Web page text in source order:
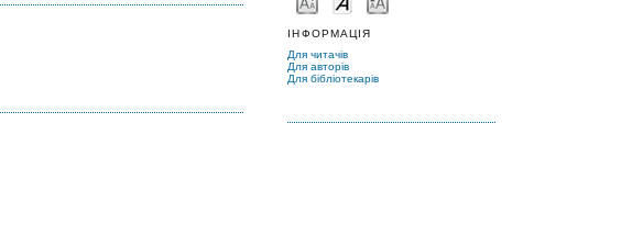
ІНФОРМАЦІЯ
Для читачів
Для авторів
Для бібліотекарів